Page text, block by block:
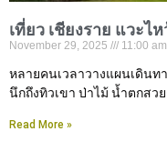
เที่ยว เชียงราย แวะ
November 29, 2025 11:00 am
หลายคนเวลาวางแผนเดินท
นึกถึงทิวเขา ป่าไม้ น้ำตกสว
Read More »